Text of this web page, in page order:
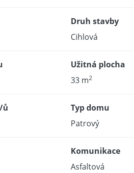
Druh stavby
Cihlová
Užitná plocha
33 m2
ů
Typ domu
Patrový
Komunikace
Asfaltová